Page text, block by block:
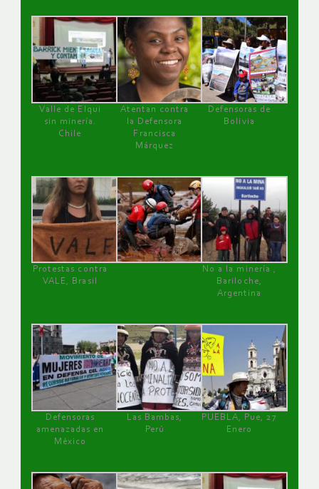
Valle de Elqui
sin minería.
Chile
Atentan contra
la Defensora
Francisca
Márquez
Defensoras de
Bolivia
Protestas contra
VALE, Brasil
No a la minería ,
Bariloche,
Argentina
Defensoras
amenazadas en
México
Las Bambas,
Perú
PUEBLA, Pue, 27
Enero